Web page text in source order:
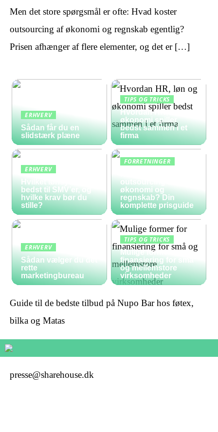
Men det store spørgsmål er ofte: Hvad koster
outsourcing af økonomi og regnskab egentlig?
Prisen afhænger af flere elementer, og det er […]
ERHVERV
Sådan får du en
slidstærk plæne
TIPS OG TRICKS
Hvordan HR, løn og
økonomi spiller
bedst sammen i et
firma
ERHVERV
Hvilket lønsystem er
bedst til SMV’er, og
hvilke krav bør du
stille?
FORRETNINGER
outsourcing af
økonomi og
regnskab? Din
komplette prisguide
ERHVERV
Sådan vælger du det
rette
marketingbureau
TIPS OG TRICKS
Mulige former for
finansiering for små
og mellemstore
virksomheder
Guide til de bedste tilbud på Nupo Bar hos føtex,
bilka og Matas
presse@sharehouse.dk